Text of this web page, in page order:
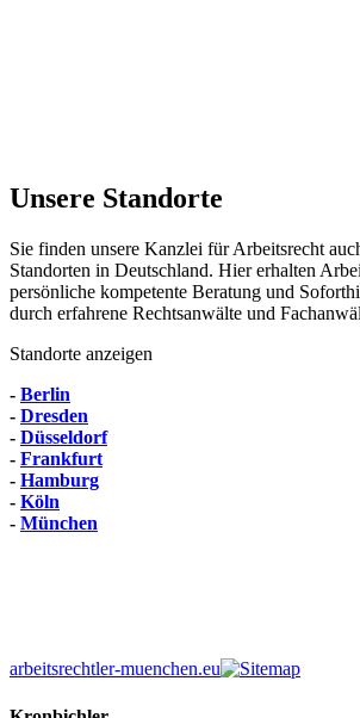
Unsere Standorte
Sie finden unsere Kanzlei für Arbeitsrecht
Standorten in Deutschland. Hier erhalten
persönliche kompetente Beratung und
durch erfahrene Rechtsanwälte und
Standorte anzeigen
- Berlin
- Dresden
- Düsseldorf
- Frankfurt
- Hamburg
- Köln
- München
arbeitsrechtler-muenchen.eu